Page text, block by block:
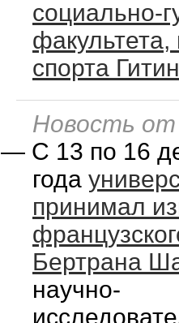
социально-
спорта
Новость от
— С 13 по 16
года
принимал
Бертрана
научно-